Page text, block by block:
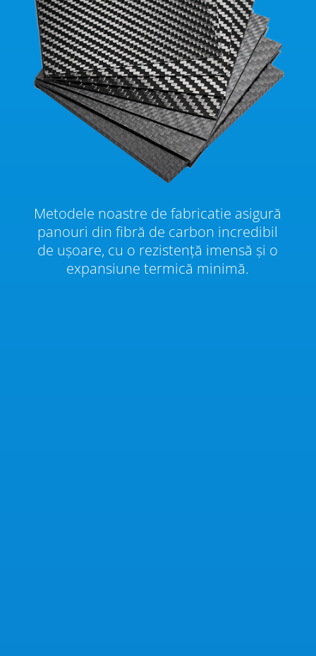
Metodele noastre de fabricatie asigură
panouri din fibră de carbon incredibil
de ușoare, cu o rezistență imensă și o
expansiune termică minimă.